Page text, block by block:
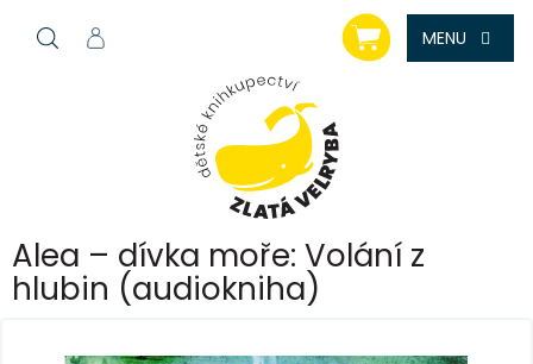
NÁKUPNÍ
KOŠÍK
Alea – dívka moře: Volání z
hlubin (audiokniha)